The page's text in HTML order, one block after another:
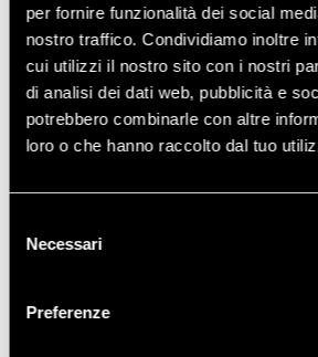
per fornire funzionalità dei social
nostro traffico. Condividiamo inoltre
cui utilizzi il nostro sito con i nostri
di analisi dei dati web, pubblicità e
potrebbero combinarle con altre
loro o che hanno raccolto dal tuo
delNecessari
Preferenze
Catalizzatore Daewoo NUBIRA
Catalizzatore Daewoo REZZO